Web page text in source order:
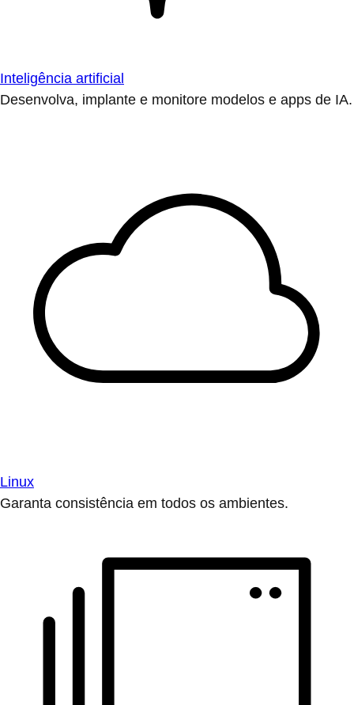
Inteligência artificial
Desenvolva, implante e monitore modelos e apps de IA.
Linux
Garanta consistência em todos os ambientes.